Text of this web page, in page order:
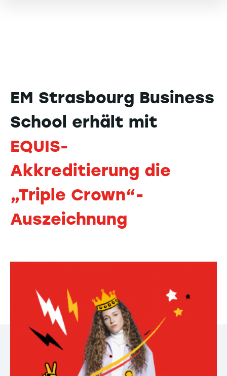
EM Strasbourg Business
School erhält mit
EQUIS-
Akkreditierung die
„Triple Crown“-
Auszeichnung